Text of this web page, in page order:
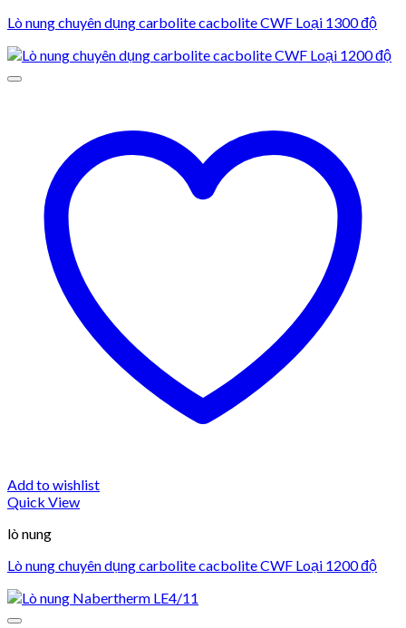
Lò nung chuyên dụng carbolite cacbolite CWF Loại 1300 độ
Add to wishlist
Quick View
lò nung
Lò nung chuyên dụng carbolite cacbolite CWF Loại 1200 độ